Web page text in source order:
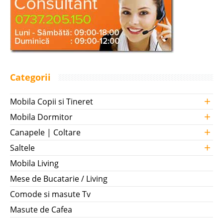
Categorii
Mobila Copii si Tineret +
Mobila Dormitor +
Canapele | Coltare +
Saltele +
Mobila Living
Mese de Bucatarie / Living
Comode si masute Tv
Masute de Cafea